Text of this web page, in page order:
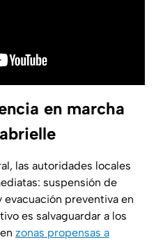
en marcha
las autoridades locales
suspensión de
preventiva en
es salvaguardar a los
zonas propensas a